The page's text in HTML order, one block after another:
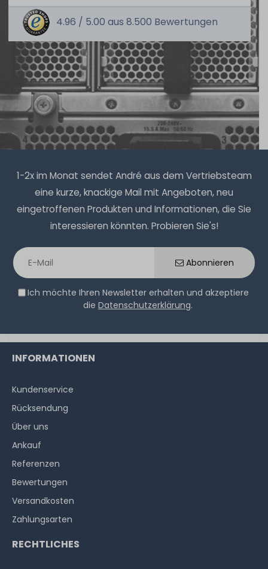
4.96 / 5.00 aus 8.500 Bewertungen
1-2x im Monat sendet André aus dem Vertriebsteam
eine kurze, knackige Mail mit Angeboten, neu
eingetroffenen Produkten und Informationen, die Sie
interessieren könnten. Probieren Sie's!
Abonnieren
Ich möchte Ihren Newsletter erhalten und akzeptiere
die Datenschutzerklärung.
INFORMATIONEN
Kundenservice
Rücksendung
Über uns
Ankauf
Referenzen
Bewertungen
Versandkosten
Zahlungsarten
RECHTLICHES